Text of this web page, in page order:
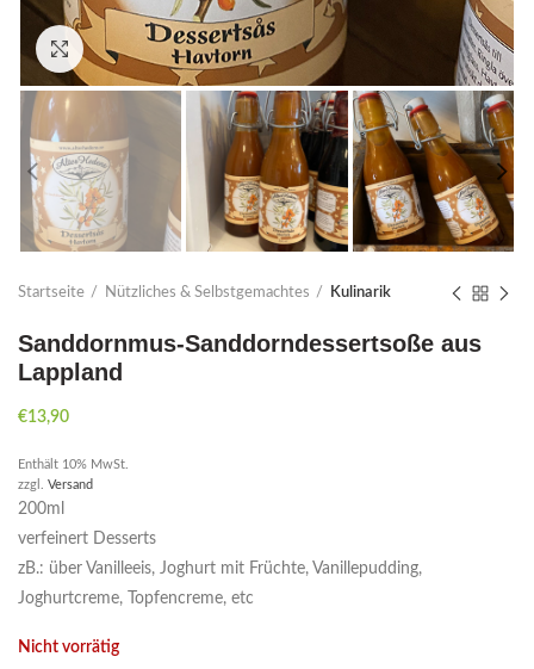
Click to enlarge
Startseite Nützliches & Selbstgemachtes Kulinarik
Sanddornmus-Sanddorndessertsoße aus
Lappland
€13,90
Enthält 10% MwSt.
zzgl. Versand
200ml
verfeinert Desserts
zB.: über Vanilleeis, Joghurt mit Früchte, Vanillepudding,
Joghurtcreme, Topfencreme, etc
Nicht vorrätig